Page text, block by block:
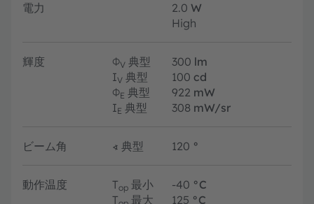
電力 2.0 W
High
輝度 ΦV 典型 300 lm
IV 典型 100 cd
ΦE 典型 922 mW
IE 典型 308 mW/sr
ビーム角 ∢ 典型 120 °
動作温度 Top 最小 -40 °C
T
最大 125 °C